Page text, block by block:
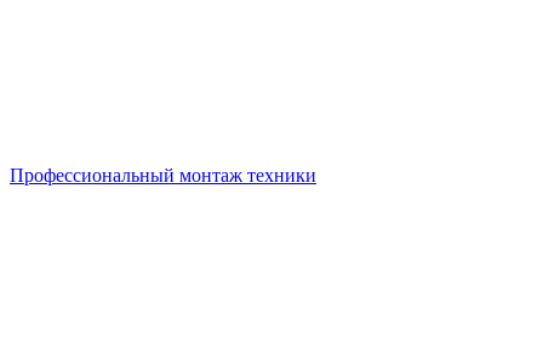
Профессиональный монтаж техники